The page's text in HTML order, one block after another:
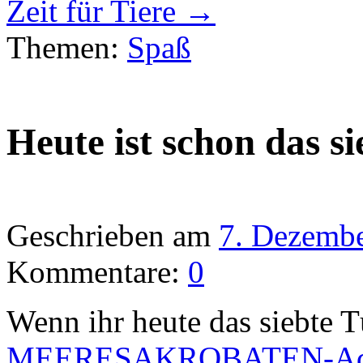
Zeit für Tiere →
Themen: Spaß
Heute ist schon das
Geschrieben am 7.
Kommentare: 0
Wenn ihr heute das siebte